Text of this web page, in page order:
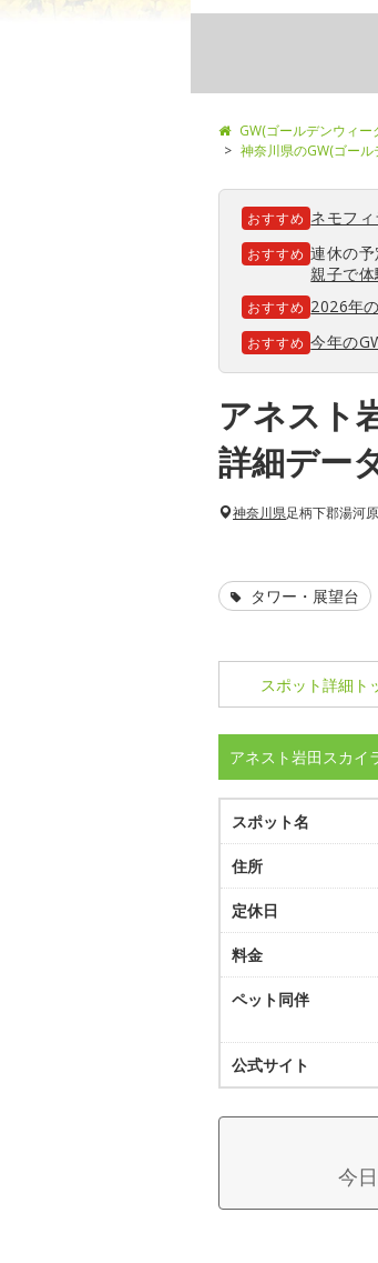
GW(ゴールデンウィー
神奈川県のGW(ゴール
おすすめ ネモフィ
おすすめ 連休の
親子で体
おすすめ 2026年
おすすめ 今年の
アネスト
詳細デー
神奈川県足柄下郡湯河
タワー・展望台
スポット詳細 ト
アネスト岩田スカイ
スポット名
住所
定休日
料金
ペット同伴
公式サイト
今日